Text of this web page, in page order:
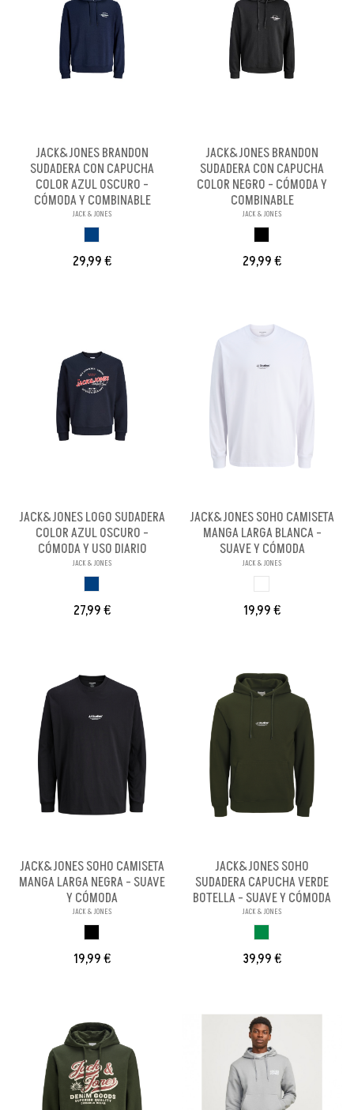
JACK&JONES BRANDON
SUDADERA CON CAPUCHA
COLOR AZUL OSCURO -
CÓMODA Y COMBINABLE
JACK & JONES
29,99 €
JACK&JONES BRANDON
SUDADERA CON CAPUCHA
COLOR NEGRO - CÓMODA Y
COMBINABLE
JACK & JONES
29,99 €
JACK&JONES LOGO SUDADERA
COLOR AZUL OSCURO -
CÓMODA Y USO DIARIO
JACK & JONES
27,99 €
JACK&JONES SOHO CAMISETA
MANGA LARGA BLANCA -
SUAVE Y CÓMODA
JACK & JONES
19,99 €
JACK&JONES SOHO CAMISETA
MANGA LARGA NEGRA - SUAVE
Y CÓMODA
JACK & JONES
19,99 €
JACK&JONES SOHO
SUDADERA CAPUCHA VERDE
BOTELLA - SUAVE Y CÓMODA
JACK & JONES
39,99 €